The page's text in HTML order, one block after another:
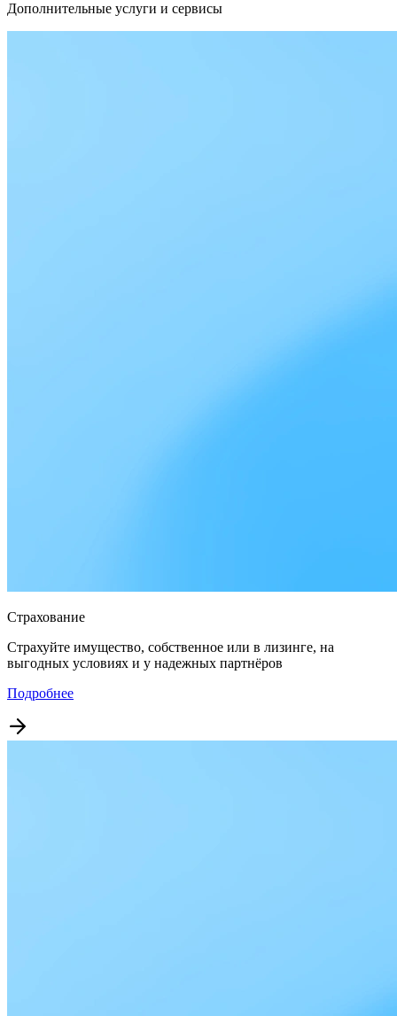
Дополнительные услуги и сервисы
Страхование
Страхуйте имущество, собственное или в лизинге, на
выгодных условиях и у надежных партнёров
Подробнее